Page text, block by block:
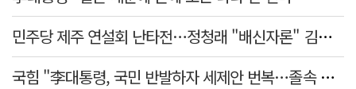
민주당 제주 연설회 난타전…정청래 "배신자론" 김민석 "관리 무능"
국힘 "李대통령, 국민 반발하자 세제안 번복…졸속 국정 즉각 중단"